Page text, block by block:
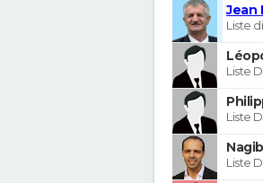
Jean
Liste
Liste
Liste
Liste